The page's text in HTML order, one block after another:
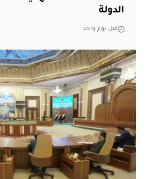
الدولة
قبل يوم واحد